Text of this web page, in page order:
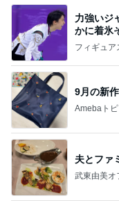
力強いジ
かに着氷
なす
フィギュア
9月の新
Amebaト
夫とファ
武東由美オ